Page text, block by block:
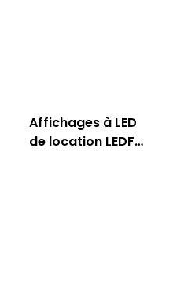
Affichages à LED
de location LEDFul